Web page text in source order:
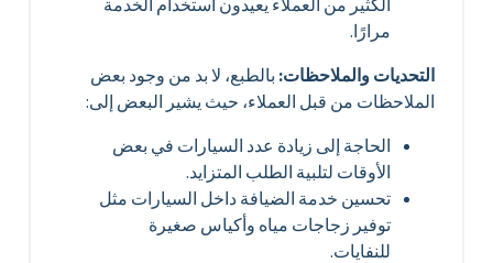
الكثير من العملاء يعيدون استخدام الخدمة
مرارًا.
التحديات والملاحظات:بالطبع، لا بد من وجود بعض
الملاحظات من قبل العملاء، حيث يشير البعض إلى:
الحاجة إلى زيادة عدد السيارات في بعض
الأوقات لتلبية الطلب المتزايد.
تحسين خدمة الضيافة داخل السيارات مثل
توفير زجاجات مياه وأكياس صغيرة
للنفايات.